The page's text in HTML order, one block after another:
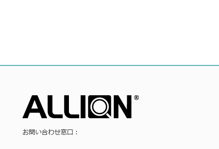
お問い合わせ窓口：